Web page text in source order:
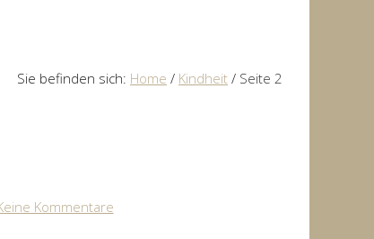
Sie befinden sich: Home / Kindheit / Seite 2
Kommentare